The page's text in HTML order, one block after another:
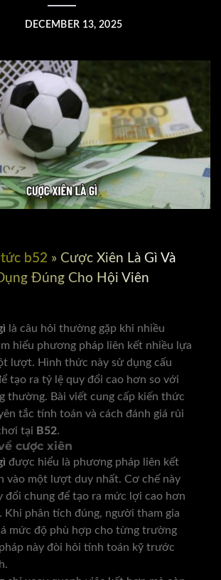
DECEMBER 13, 2025
b52 » Cược Xiên Là Gì Và
Đúng Cho Hội Viên
là câu hỏi thường gặp khi nhiều
hiểu phương pháp liên kết nhiều lựa
lượt. Hình thức này sử dụng cấu
tạo ra tỷ lệ quy đổi cao hơn so với
thường. Bài viết cung cấp kiến thức
tắc tính toán và cách đánh giá rủi
tại B52.
cược xiên
được hiểu là phương pháp liên kết
vào một lượt duy nhất. Cơ chế này
đổi chung để tạo ra mức lợi cao hơn
phân tích đúng, người tham gia
mức độ phù hợp cho từng trường
này đòi hỏi tính toán kỹ trước